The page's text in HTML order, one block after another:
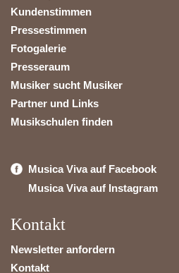
Kundenstimmen
Pressestimmen
Fotogalerie
Presseraum
Musiker sucht Musiker
Partner und Links
Musikschulen finden
Musica Viva auf Facebook
Musica Viva auf Instagram
Kontakt
Newsletter anfordern
Kontakt